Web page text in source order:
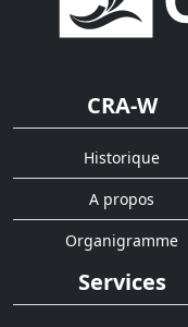
CRA-W
Historique
A propos
Organigramme
Services